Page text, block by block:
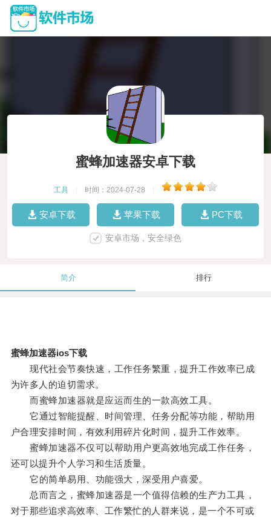
蜜蜂加速器安卓下载
工具 时间：2024-07-28
安卓下载 苹果下载 PC下载
安卓市场，安全绿色
简介 排行
蜜蜂加速器ios下载
现代社会节奏快速，工作任务繁重，提升工作效率已成
为许多人的迫切需求。
而蜜蜂加速器就是应运而生的一款高效工具。
它通过智能提醒、时间管理、任务分配等功能，帮助用
户合理安排时间，有效利用碎片化时间，提升工作效率。
蜜蜂加速器不仅可以帮助用户更高效地完成工作任务，
还可以提升个人学习和生活质量。
它的简单易用、功能强大，深受用户喜爱。
总而言之，蜜蜂加速器是一个值得信赖的生产力工具，
对于那些追求高效率、工作繁忙的人群来说，是一个不可或